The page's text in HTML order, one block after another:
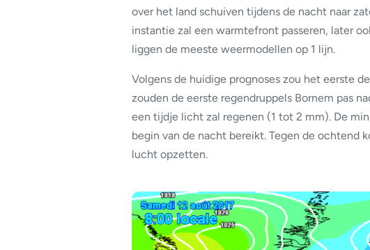
over het land schuiven tijdens de nacht naar
instantie zal een warmtefront passeren, later
liggen de meeste weermodellen op 1 lijn.
Volgens de huidige prognoses zou het eerste
zouden de eerste regendruppels Bornem pas
een tijdje licht zal regenen (1 tot 2 mm). De
begin van de nacht bereikt. Tegen de ochtend
lucht opzetten.